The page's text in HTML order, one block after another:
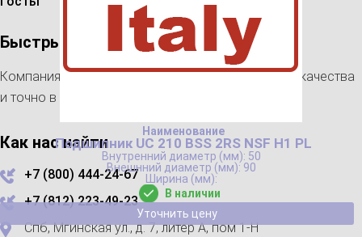
Подшипник UC 210 BSS 2RS NSF H1 PL
50
90
В наличии
Уточнить цену
Быстрый поиск
Компания «ПК Партнер» – подшипники высокого качества
и точно в срок!
Как нас найти
+7 (800) 444-24-67
+7 (812) 223-49-23
Спб, Мгинская ул., д. 7, литер А, пом 1-Н